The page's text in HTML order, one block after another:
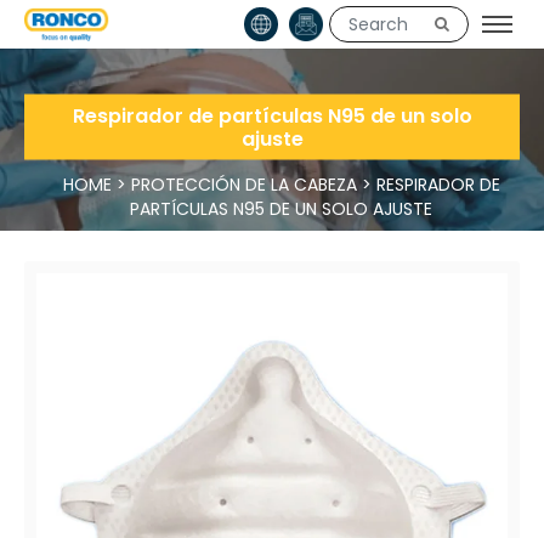
Respirador de partículas N95 de un solo
ajuste
HOME > PROTECCIÓN DE LA CABEZA> RESPIRADOR DE
PARTÍCULAS N95 DE UN SOLO AJUSTE